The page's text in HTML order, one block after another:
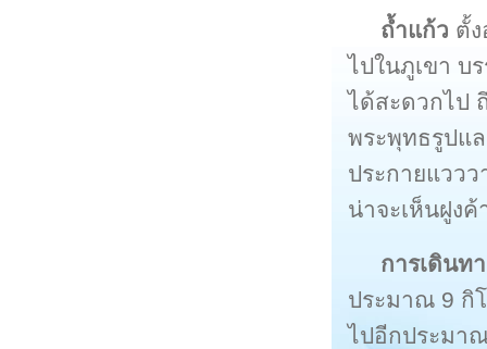
ถ้ำแก้ว ตั้
ไปในภูเขา บ
ได้สะดวกไป
พระพุทธรูปแ
ประกายแวว
น่าจะเห็นฝูงค้
การเดินท
ประมาณ 9 กิ
ไปอีกประมา